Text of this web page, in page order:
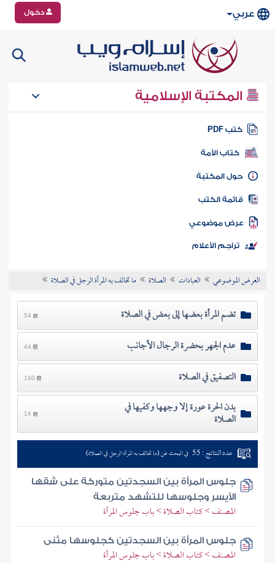
عربي دخول
المكتبة الإسلامية
كتب PDF
كتاب الأمة
المكتبة
الكتب
موضوعي
تراجم الأعلام
العرض الموضوعي العبادات الصلاة ما تخالف به المرأة الرجل في الصلاة
تضم المرأة بعضها إلى بعض في الصلاة 54
عدم الجهر بحضرة الرجال الأجانب 44
التصفيق في الصلاة 160
بدن الحرة عورة إلا وجهها وكفيها في
الصلاة 14
عدد النتائج : 55 في البحث عن (ما تخالف به المرأة الرجل في الصلاة)
جلوس المرأة بين السجدتين متوركة على شقها
الأيسر وجلوسها للتشهد متربعة
المصنف > كتاب الصلاة > باب جلوس المرأة
جلوس المرأة بين السجدتين كجلوسها مثنى
المصنف > كتاب الصلاة > باب جلوس المرأة